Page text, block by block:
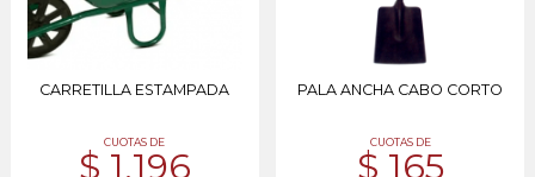
CARRETILLA ESTAMPADA
CUOTAS DE
$ 1.196
PALA ANCHA CABO CORTO
CUOTAS DE
$ 165